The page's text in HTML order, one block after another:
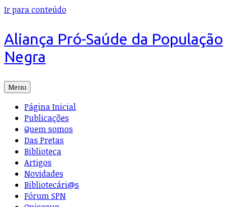
Ir para conteúdo
Aliança Pró-Saúde da População
Negra
Menu
Página Inicial
Publicações
Quem somos
Das Pretas
Biblioteca
Artigos
Novidades
Bibliotecári@s
Fórum SPN